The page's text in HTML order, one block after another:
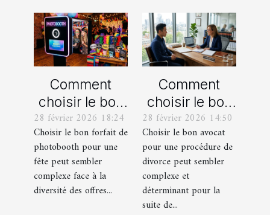
Comment
choisir le bon
forfait de
photobooth
pour votre fête
28 février 2026 18:24
Choisir le bon forfait de
photobooth pour une
fête peut sembler
complexe face à la
diversité des offres...
Comment
choisir le bon
avocat pour
votre
procédure de
divorce ?
28 février 2026 14:50
Choisir le bon avocat
pour une procédure de
divorce peut sembler
complexe et
déterminant pour la
suite de...